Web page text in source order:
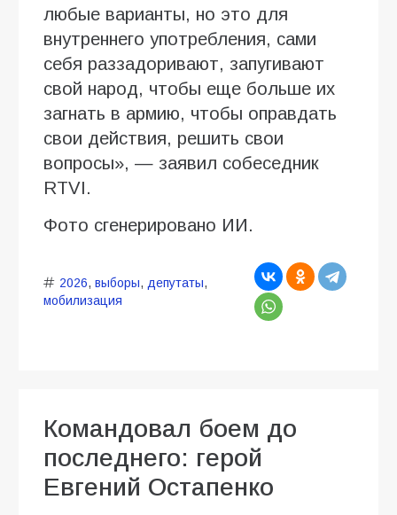
любые варианты, но это для
внутреннего употребления, сами
себя раззадоривают, запугивают
свой народ, чтобы еще больше их
загнать в армию, чтобы оправдать
свои действия, решить свои
вопросы», — заявил собеседник
RTVI.
Фото сгенерировано ИИ.
2026, выборы, депутаты,
мобилизация
Командовал боем до
последнего: герой
Евгений Остапенко